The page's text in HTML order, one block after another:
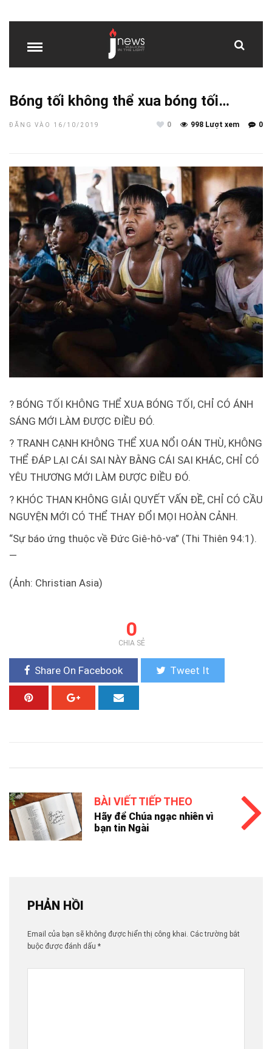
Bóng tối không thể xua bóng tối…
ĐĂNG VÀO 16/10/2019 0
998 Lượt xem
0
? BÓNG TỐI KHÔNG THỂ XUA BÓNG TỐI, CHỈ CÓ ÁNH
SÁNG MỚI LÀM ĐƯỢC ĐIỀU ĐÓ.
? TRANH CẠNH KHÔNG THỂ XUA NỔI OÁN THÙ, KHÔNG
THỂ ĐÁP LẠI CÁI SAI NÀY BẰNG CÁI SAI KHÁC, CHỈ CÓ
YÊU THƯƠNG MỚI LÀM ĐƯỢC ĐIỀU ĐÓ.
? KHÓC THAN KHÔNG GIẢI QUYẾT VẤN ĐỀ, CHỈ CÓ CẦU
NGUYỆN MỚI CÓ THỂ THAY ĐỔI MỌI HOÀN CẢNH.
“Sự báo ứng thuộc về Đức Giê-hô-va” (Thi Thiên 94:1).
—
(Ảnh: Christian Asia)
0
CHIA SẺ
Share On Facebook Tweet It
BÀI VIẾT TIẾP THEO
Hãy để Chúa ngạc nhiên vì
bạn tin Ngài
PHẢN HỒI
Email của bạn sẽ không được hiển thị công khai. Các trường bắt
buộc được đánh dấu *